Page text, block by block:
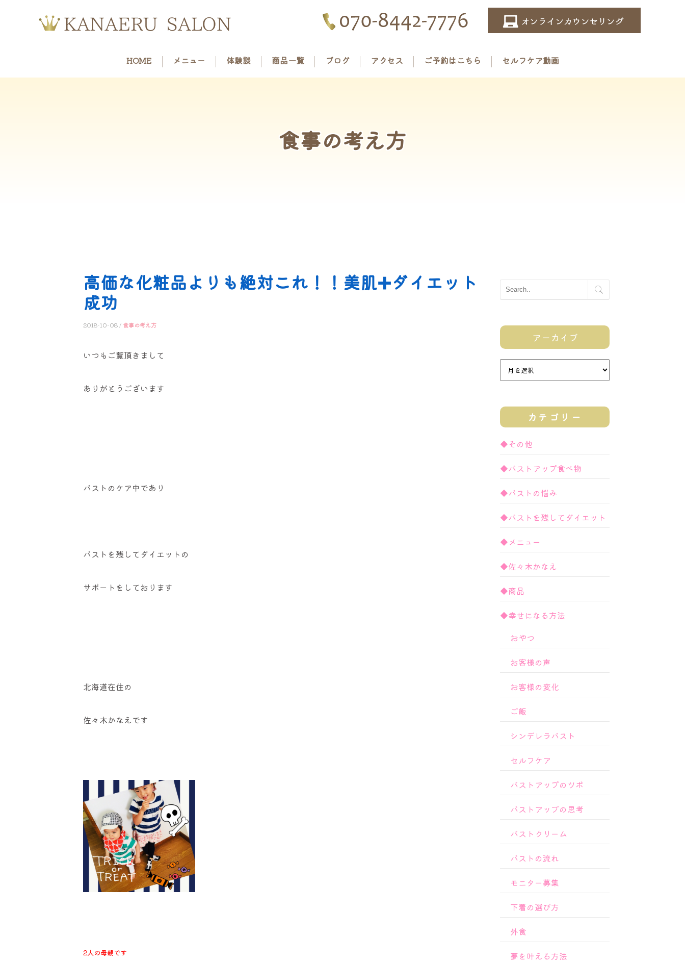
HOME メニュー 体験談 商品一覧 ブログ アクセス ご予約はこちら セルフケア動画
食事の考え方
高価な化粧品よりも絶対これ！！美肌➕ダイエット
成功
2018-10-08 / 食事の考え方
いつもご覧頂きまして
ありがとうございます
バストのケア中であり
バストを残してダイエットの
サポートをしております
北海道在住の
佐々木かなえです
2人の母親です
アーカイブ
カテゴリー
◆その他
◆バストアップ食べ物
◆バストの悩み
◆バストを残してダイエット
◆メニュー
◆佐々木かなえ
◆商品
◆幸せになる方法
おやつ
お客様の声
お客様の変化
ご飯
シンデレラバスト
セルフケア
バストアップのツボ
バストアップの思考
バストクリーム
バストの流れ
モニター募集
下着の選び方
外食
夢を叶える方法